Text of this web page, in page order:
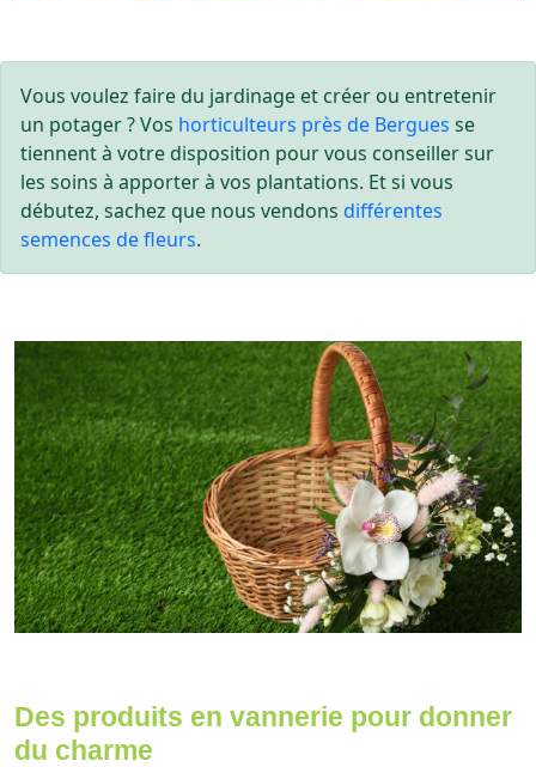
Vous voulez faire du jardinage et créer ou entretenir
un potager ? Vos horticulteurs près de Bergues se
tiennent à votre disposition pour vous conseiller sur
les soins à apporter à vos plantations. Et si vous
débutez, sachez que nous vendons différentes
semences de fleurs.
Des produits en vannerie pour donner
du charme